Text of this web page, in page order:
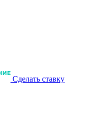
Сделать ставку